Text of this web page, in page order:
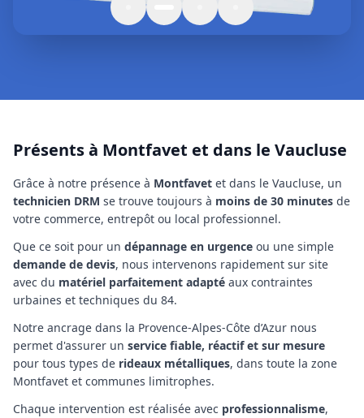
Présents à Montfavet et dans le Vaucluse
Grâce à notre présence à Montfavet et dans le Vaucluse, un
technicien DRM se trouve toujours à moins de 30 minutes de
votre commerce, entrepôt ou local professionnel.
Que ce soit pour un dépannage en urgence ou une simple
demande de devis, nous intervenons rapidement sur site
avec du matériel parfaitement adapté aux contraintes
urbaines et techniques du 84.
Notre ancrage dans la Provence-Alpes-Côte d’Azur nous
permet d'assurer un service fiable, réactif et sur mesure
pour tous types de rideaux métalliques, dans toute la zone
Montfavet et communes limitrophes.
Chaque intervention est réalisée avec professionnalisme,